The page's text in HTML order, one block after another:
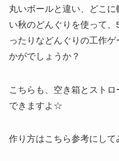
丸いボールと違い、どこ
い秋のどんぐりを使って
ったりなどんぐりの工作
かがでしょうか？
こちらも、空き箱とスト
できますよ☆
作り方はこちら参考にして